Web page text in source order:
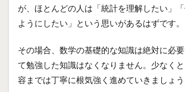
が、ほとんどの人は「統計を理解したい」
ようにしたい」という思いがあるはずです。
その場合、数学の基礎的な知識は絶対に必
て勉強した知識はなくなりません。少なく
容までは丁寧に根気強く進めていきましょう